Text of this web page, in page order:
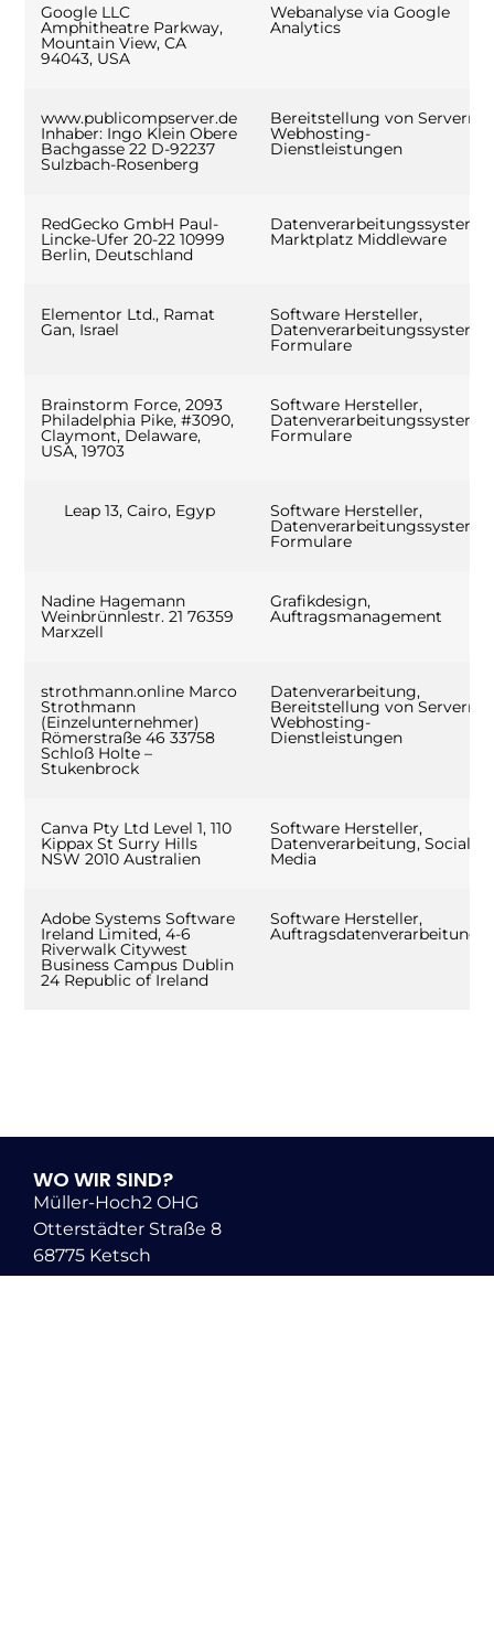
Google LLC
Amphitheatre Parkway,
Mountain View, CA
94043, USA
Webanalyse via Google
Analytics
www.publicompserver.de
Inhaber: Ingo Klein Obere
Bachgasse 22 D-92237
Sulzbach-Rosenberg
Bereitstellung von Servern,
Webhosting-
Dienstleistungen
RedGecko GmbH Paul-
Lincke-Ufer 20-22 10999
Berlin, Deutschland
Datenverarbeitungssystem,
Marktplatz Middleware
Elementor Ltd., Ramat
Gan, Israel
Software Hersteller,
Datenverarbeitungssysteme,
Formulare
Brainstorm Force, 2093
Philadelphia Pike, #3090,
Claymont, Delaware,
USA, 19703
Software Hersteller,
Datenverarbeitungssysteme,
Formulare
Leap 13, Cairo, Egyp Software Hersteller,
Datenverarbeitungssysteme,
Formulare
Nadine Hagemann
Weinbrünnlestr. 21 76359
Marxzell
Grafikdesign,
Auftragsmanagement
strothmann.online Marco
Strothmann
(Einzelunternehmer)
Römerstraße 46 33758
Schloß Holte –
Stukenbrock
Datenverarbeitung,
Bereitstellung von Servern,
Webhosting-
Dienstleistungen
Canva Pty Ltd Level 1, 110
Kippax St Surry Hills
NSW 2010 Australien
Software Hersteller,
Datenverarbeitung, Social
Media
Adobe Systems Software
Ireland Limited, 4-6
Riverwalk Citywest
Business Campus Dublin
24 Republic of Ireland
Software Hersteller,
Auftragsdatenverarbeitung
WO WIR SIND?
Müller-Hoch2 OHG
Otterstädter Straße 8
68775 Ketsch